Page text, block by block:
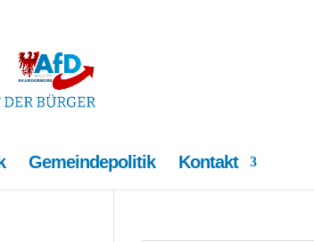
Gemeindepolitik Kontakt